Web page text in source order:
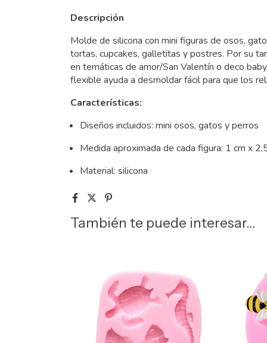
Descripción
Molde de silicona con mini figuras de osos,
tortas, cupcakes, galletitas y postres. Por su
en temáticas de amor/San Valentín o deco
flexible ayuda a desmoldar fácil para que los
Características:
Diseños incluidos: mini osos, gatos y perros
Medida aproximada de cada figura: 1 cm x
Material: silicona
También te puede interesar...